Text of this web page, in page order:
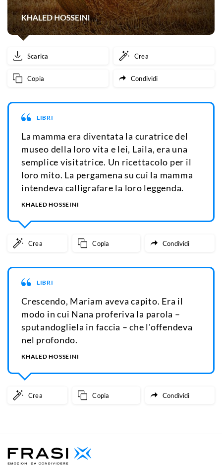
Scarica Crea
Copia Condividi
LIBRI
La mamma era diventata la curatrice del
museo della loro vita e lei, Laila, era una
semplice visitatrice. Un ricettacolo per il
loro mito. La pergamena su cui la mamma
intendeva calligrafare la loro leggenda.
KHALED HOSSEINI
Crea Copia Condividi
LIBRI
Crescendo, Mariam aveva capito. Era il
modo in cui Nana proferiva la parola –
sputandogliela in faccia – che l'offendeva
nel profondo.
KHALED HOSSEINI
Crea Copia Condividi